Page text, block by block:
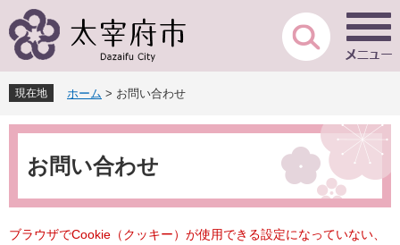
ー
先
頭
で
ニ
を
飛
ば
現在地 ホーム > お問い合わせ
本
お問い合わせ
ブラウザでCookie（クッキー）が使用できる設定になっていない、